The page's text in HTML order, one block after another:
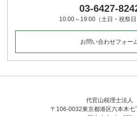
03-6427-
10:00～19:00（土日・祝祭日
お問い合わせフォー
代官山税理士法人
〒106-0032東京都港区六本木七